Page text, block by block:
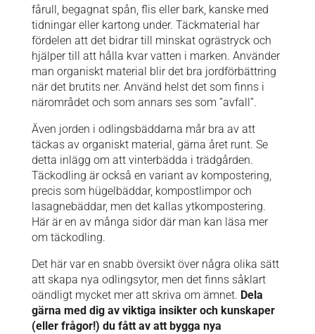
fårull, begagnat spån, flis eller bark, kanske med
tidningar eller kartong under. Täckmaterial har
fördelen att det bidrar till minskat ogrästryck och
hjälper till att hålla kvar vatten i marken. Använder
man organiskt material blir det bra jordförbättring
när det brutits ner. Använd helst det som finns i
närområdet och som annars ses som ”avfall”.
Även jorden i odlingsbäddarna mår bra av att
täckas av organiskt material, gärna året runt. Se
detta inlägg om att vinterbädda i trädgården.
Täckodling är också en variant av kompostering,
precis som hügelbäddar, kompostlimpor och
lasagnebäddar, men det kallas ytkompostering.
Härär en av många sidor där man kan läsa mer
om täckodling.
Det här var en snabb översikt över några olika sätt
att skapa nya odlingsytor, men det finns såklart
oändligt mycket mer att skriva om ämnet. Dela
gärna med dig av viktiga insikter och kunskaper
(eller frågor!) du fått av att bygga nya